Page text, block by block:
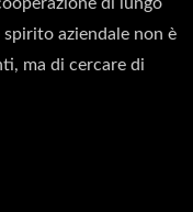
aziendale non è
ma di cercare di